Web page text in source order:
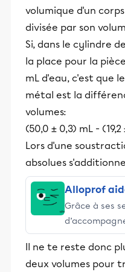
volumique d'un
divisée par son
Si, dans le cylindre
la place pour la
mL d'eau, c'est que
métal est la
volumes:
(50,0 ± 0,3) mL - (19,2
Lors d'une
absolues
Alloprof
Grâce à ses
stimulants,
et leurs
éducative.
Il ne te reste donc
deux volumes pour